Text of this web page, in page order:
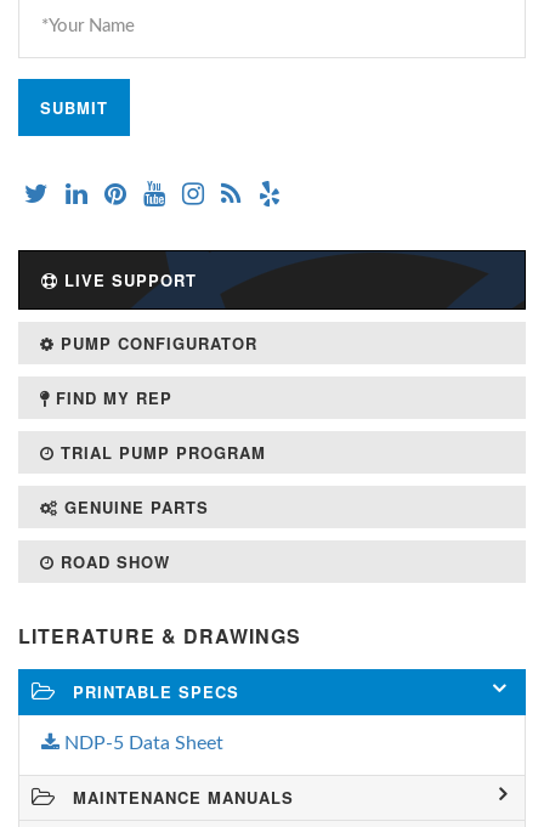
LIVE SUPPORT
PUMP CONFIGURATOR
FIND MY REP
TRIAL PUMP PROGRAM
GENUINE PARTS
ROAD SHOW
LITERATURE & DRAWINGS
PRINTABLE SPECS
NDP-5 Data Sheet
MAINTENANCE MANUALS